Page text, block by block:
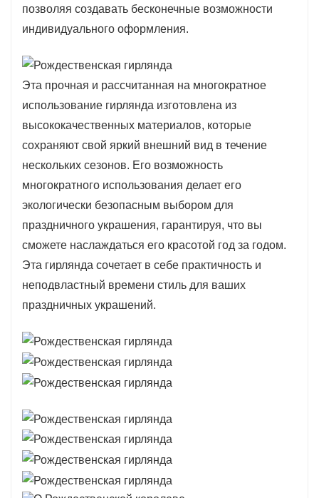
позволяя создавать бесконечные возможности
индивидуального оформления.
Эта прочная и рассчитанная на многократное
использование гирлянда изготовлена ​​из
высококачественных материалов, которые
сохраняют свой яркий внешний вид в течение
нескольких сезонов. Его возможность
многократного использования делает его
экологически безопасным выбором для
праздничного украшения, гарантируя, что вы
сможете наслаждаться его красотой год за годом.
Эта гирлянда сочетает в себе практичность и
неподвластный времени стиль для ваших
праздничных украшений.